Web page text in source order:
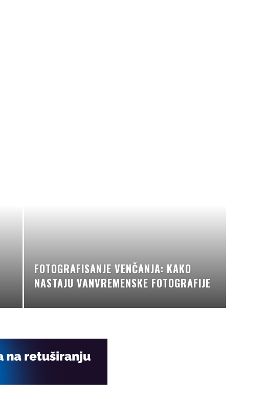
FOTOGRAFISANJE VENČANJA: KAKO
NASTAJU VANVREMENSKE FOTOGRAFIJE